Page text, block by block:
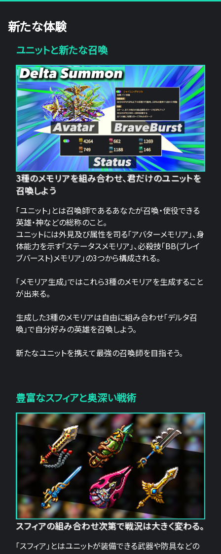
新たな体験
ユニットと新たな召喚
3種のメモリアを組み合わせ、君だけのユニットを
召喚しよう
「ユニット」とは召喚師であるあなたが召喚・使役できる
英雄・神などの総称のこと。
ユニットには外見及び属性を司る「アバターメモリア」、身
体能力を示す「ステータスメモリア」、必殺技「BB(ブレイ
ブバースト)メモリア」の3つから構成される。
「メモリア生成」ではこれら3種のメモリアを生成すること
が出来る。
生成した3種のメモリアは自由に組み合わせ「デルタ召
喚」で自分好みの英雄を召喚しよう。
新たなユニットを携えて最強の召喚師を目指そう。
豊富なスフィアと奥深い戦術
スフィアの組み合わせ次第で戦況は大きく変わる。
「スフィア」とはユニットが装備できる武器や防具などの